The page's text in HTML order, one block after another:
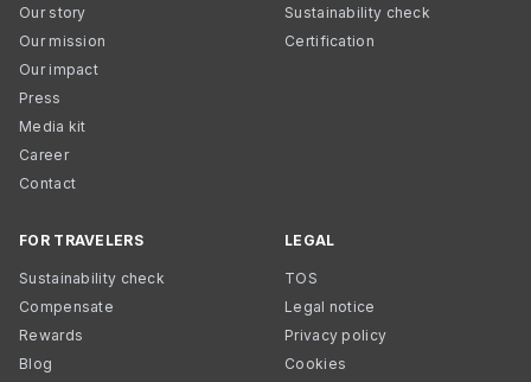
Our story
Our mission
Our impact
Press
Media kit
Career
Contact
Sustainability check
Certification
FOR TRAVELERS
Sustainability check
Compensate
Rewards
Blog
LEGAL
TOS
Legal notice
Privacy policy
Cookies